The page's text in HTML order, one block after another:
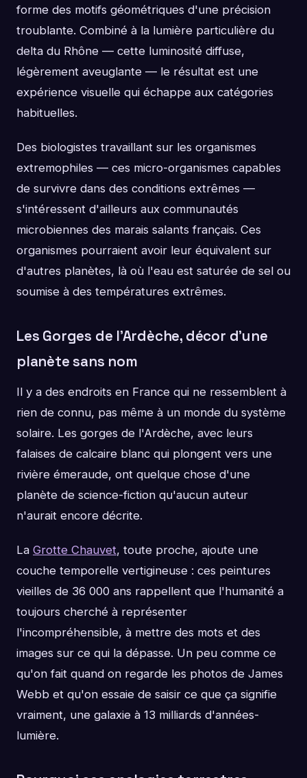
forme des motifs géométriques d'une précision
troublante. Combiné à la lumière particulière du
delta du Rhône — cette luminosité diffuse,
légèrement aveuglante — le résultat est une
expérience visuelle qui échappe aux catégories
habituelles.
Des biologistes travaillant sur les organismes
extremophiles — ces micro-organismes capables
de survivre dans des conditions extrêmes —
s'intéressent d'ailleurs aux communautés
microbiennes des marais salants français. Ces
organismes pourraient avoir leur équivalent sur
d'autres planètes, là où l'eau est saturée de sel ou
soumise à des températures extrêmes.
Les Gorges de l'Ardèche, décor d'une
planète sans nom
Il y a des endroits en France qui ne ressemblent à
rien de connu, pas même à un monde du système
solaire. Les gorges de l'Ardèche, avec leurs
falaises de calcaire blanc qui plongent vers une
rivière émeraude, ont quelque chose d'une
planète de science-fiction qu'aucun auteur
n'aurait encore décrite.
La Grotte Chauvet, toute proche, ajoute une
couche temporelle vertigineuse : ces peintures
vieilles de 36 000 ans rappellent que l'humanité a
toujours cherché à représenter
l'incompréhensible, à mettre des mots et des
images sur ce qui la dépasse. Un peu comme ce
qu'on fait quand on regarde les photos de James
Webb et qu'on essaie de saisir ce que ça signifie
vraiment, une galaxie à 13 milliards d'années-
lumière.